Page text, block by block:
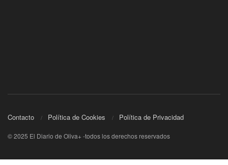
Contacto Política de Cookies Política de Privacidad
© 2025 El Diario de Oliva+ -todos los derechos reservados